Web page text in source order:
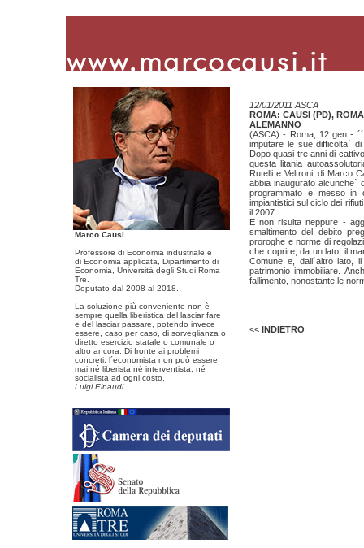
Marco Causi
Professore di Economia industriale e
di Economia applicata, Dipartimento di
Economia, Università degli Studi Roma
Tre.
Deputato dal 2008 al 2018.
La soluzione più conveniente non è
sempre quella liberistica del lasciar fare
e del lasciar passare, potendo invece
essere, caso per caso, di sorveglianza o
diretto esercizio statale o comunale o
altro ancora. Di fronte ai problemi
concreti, l´economista non può essere
mai né liberista né interventista, né
socialista ad ogni costo.
Luigi Einaudi
12/01/2011 ASCA
ROMA: CAUSI (PD),
ALEMANNO
(ASCA) - Roma, 12 gen -
imputare le sue difficolta´
Dopo quasi tre anni di
questa litania
Rutelli e Veltroni, di Marco
abbia inaugurato alcunche´
programmato e messo in
impiantistici sul ciclo dei
il 2007.
E non risulta neppure -
smaltimento del debito
proroghe e norme di
che coprire, da un lato, il
Comune e, dall´altro lato,
patrimonio immobiliare.
fallimento, nonostante le
<< INDIETRO